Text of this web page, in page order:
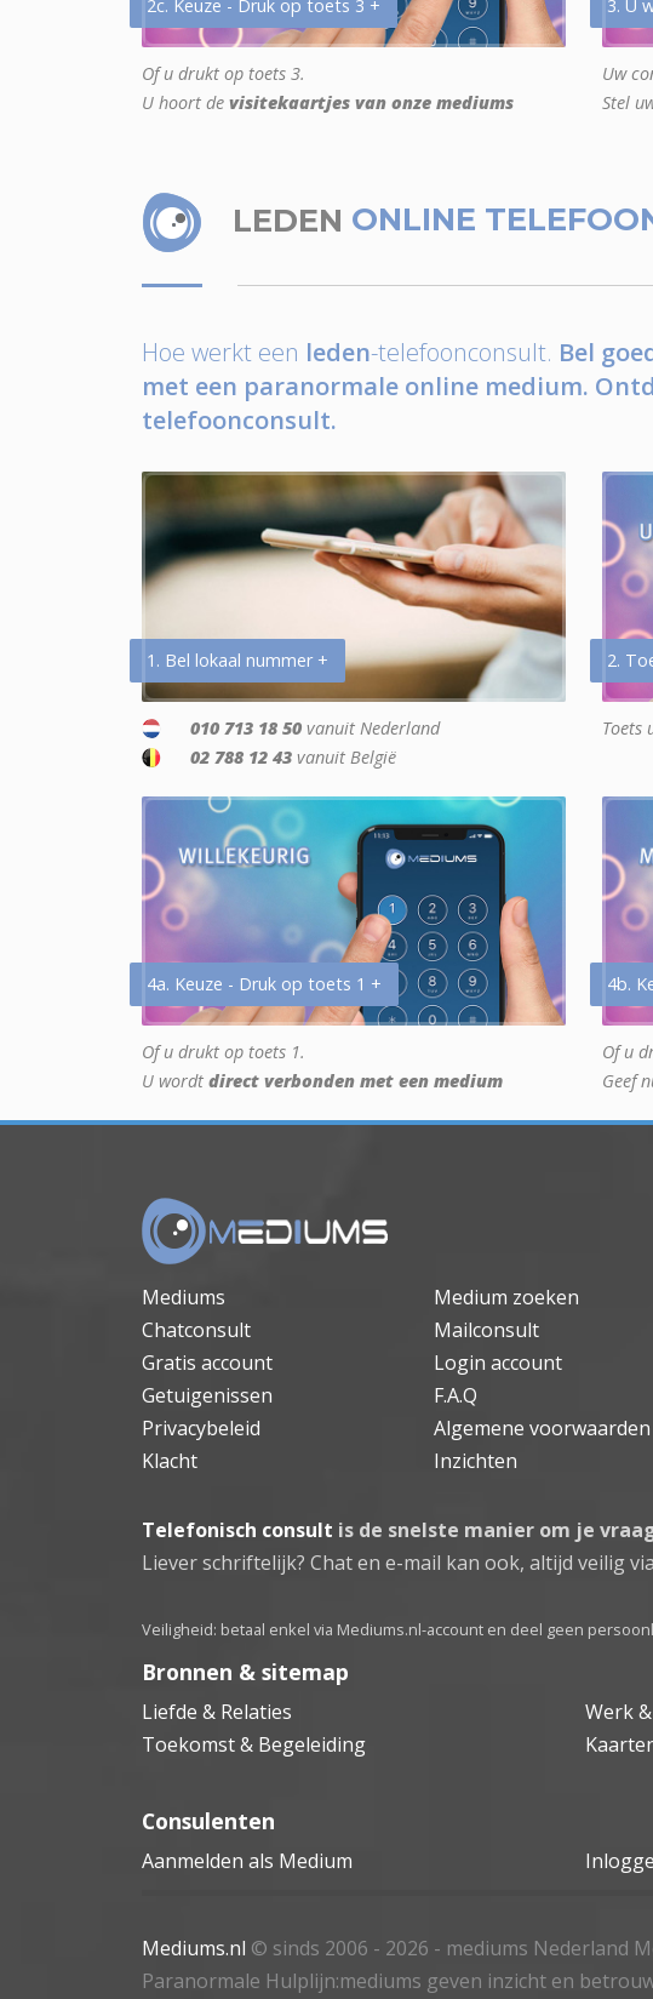
2c. Keuze - Druk op toets 3 +
Of u drukt op toets 3.
U hoort de visitekaartjes van onze mediums
3. U
Uw
Stel
LEDEN ONLINE
Hoe werkt een leden-telefoonconsult. Bel
met een paranormale online medium.
telefoonconsult.
1. Bel lokaal nummer +
010 713 18 50 vanuit Nederland
02 788 12 43 vanuit België
2.
Toets
4a. Keuze - Druk op toets 1 +
Of u drukt op toets 1.
U wordt direct verbonden met een medium
4b.
Of u
Geef
Mediums Medium zoeken
Chatconsult
Mailconsult
Gratis account
Login account
Getuigenissen
F.A.Q
Privacybeleid
Algemene voorwaarden
Klacht
Inzichten
Telefonisch consult is de snelste manier om je
Liever schriftelijk? Chat en e-mail kan ook, altijd veilig
Veiligheid: betaal enkel via Mediums.nl-account en deel geen
Bronnen & sitemap
Liefde & Relaties Werk
Toekomst & Begeleiding
Consulenten
Aanmelden als Medium
Mediums.nl © sinds 2006 - 2026 - mediums Nederland
Paranormale Hulplijn:mediums geven inzicht en